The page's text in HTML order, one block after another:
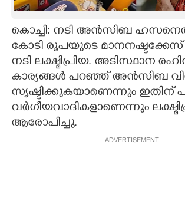
LITERATURE
ZOOM
CONTACT US
കൊച്ചി: നടി അൻസിബ
കോടി രൂപയുടെ
നടി ലക്ഷ്മിപ്രിയ. അടിസ്ഥാന
കാര്യങ്ങള്‍ പറഞ്ഞ് അൻസിബ
സൃഷ്ടിക്കുകയാണെന്നും ഇതിന്
വർഗീയവാദികളാണെന്നും
ആരോപിച്ചു.
ADVERTISEMENT